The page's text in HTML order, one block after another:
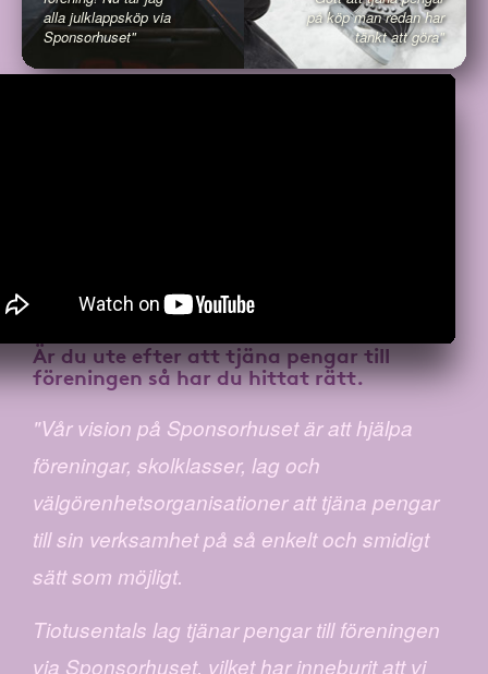
alla julklappsköp via
Sponsorhuset"
på köp man redan har
tänkt att göra"
Är du ute efter atttjäna pengar till
föreningenså har du hittat rätt.
"Vår vision på Sponsorhuset är att hjälpa
föreningar, skolklasser, lag och
välgörenhetsorganisationer att tjäna pengar
till sin verksamhet på så enkelt och smidigt
sätt som möjligt.
Tiotusentals lag tjänar pengar till föreningen
via Sponsorhuset. vilket har inneburit att vi